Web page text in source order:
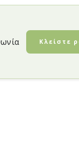
Κλείστε